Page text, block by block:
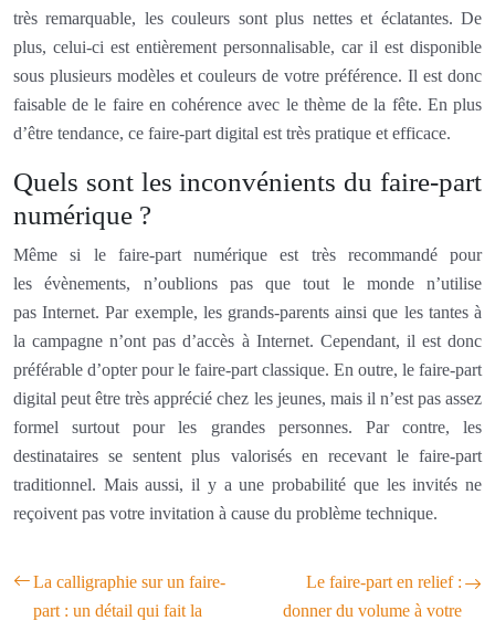
très remarquable, les couleurs sont plus nettes et éclatantes. De
plus, celui-ci est entièrement personnalisable, car il est disponible
sous plusieurs modèles et couleurs de votre préférence. Il est donc
faisable de le faire en cohérence avec le thème de la fête. En plus
d’être tendance, ce faire-part digital est très pratique et efficace.
Quels sont les inconvénients du faire-part
numérique ?
Même si le faire-part numérique est très recommandé pour
les évènements, n’oublions pas que tout le monde n’utilise
pas Internet. Par exemple, les grands-parents ainsi que les tantes à
la campagne n’ont pas d’accès à Internet. Cependant, il est donc
préférable d’opter pour le faire-part classique. En outre, le faire-part
digital peut être très apprécié chez les jeunes, mais il n’est pas assez
formel surtout pour les grandes personnes. Par contre, les
destinataires se sentent plus valorisés en recevant le faire-part
traditionnel. Mais aussi, il y a une probabilité que les invités ne
reçoivent pas votre invitation à cause du problème technique.
La calligraphie sur un faire-
part : un détail qui fait la
Le faire-part en relief :
donner du volume à votre